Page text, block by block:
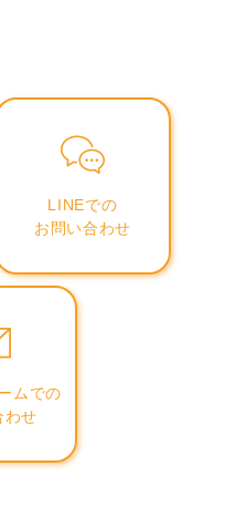
LINEでの
お問い合わせ
ムでの
わせ